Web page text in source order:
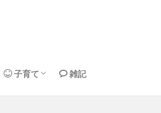
子育て
子供の収納・道具
知育・おもちゃ
雑記